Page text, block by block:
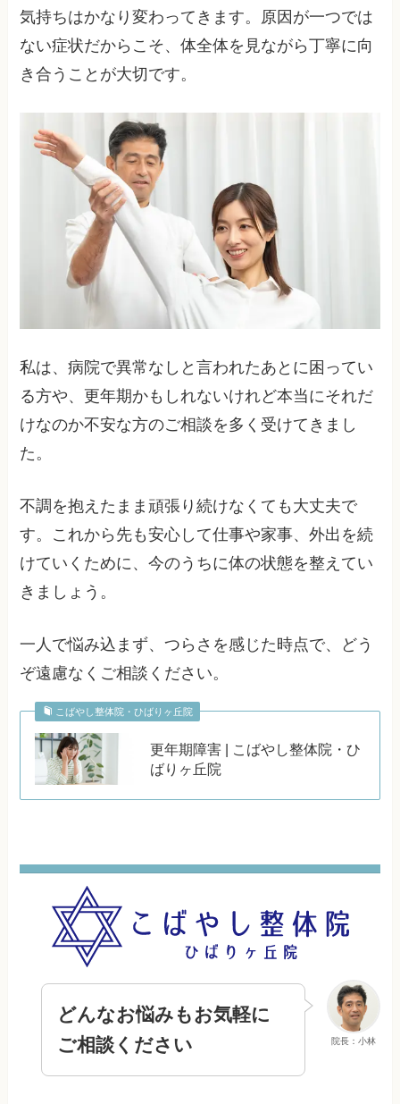
気持ちはかなり変わってきます。原因が一つでは
ない症状だからこそ、体全体を見ながら丁寧に向
き合うことが大切です。
私は、病院で異常なしと言われたあとに困ってい
る方や、更年期かもしれないけれど本当にそれだ
けなのか不安な方のご相談を多く受けてきまし
た。
不調を抱えたまま頑張り続けなくても大丈夫で
す。これから先も安心して仕事や家事、外出を続
けていくために、今のうちに体の状態を整えてい
きましょう。
一人で悩み込まず、つらさを感じた時点で、どう
ぞ遠慮なくご相談ください。
こばやし整体院・ひばりヶ丘院
更年期障害 | こばやし整体院・ひ
ばりヶ丘院
院長：小林
どんなお悩みもお気軽に
ご相談ください